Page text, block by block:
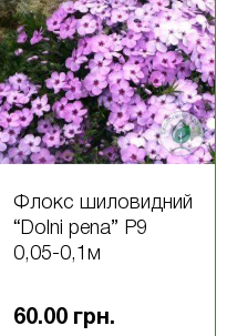
Флокс шиловидний
“Dolni pena” Р9
0,05-0,1м
60.00 грн.